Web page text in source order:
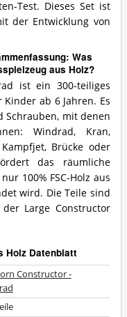
Test. Dieses Set ist
der Entwicklung von
Was
aus Holz?
ist ein 300-teiliges
ab 6 Jahren. Es
Schrauben, mit denen
Windrad, Kran,
Kampfjet, Brücke oder
das räumliche
100% FSC-Holz aus
wird. Die Teile sind
Large Constructor
Holz Datenblatt
Constructor -